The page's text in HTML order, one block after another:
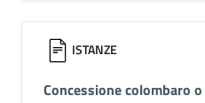
ISTANZE
Concessione colombaro